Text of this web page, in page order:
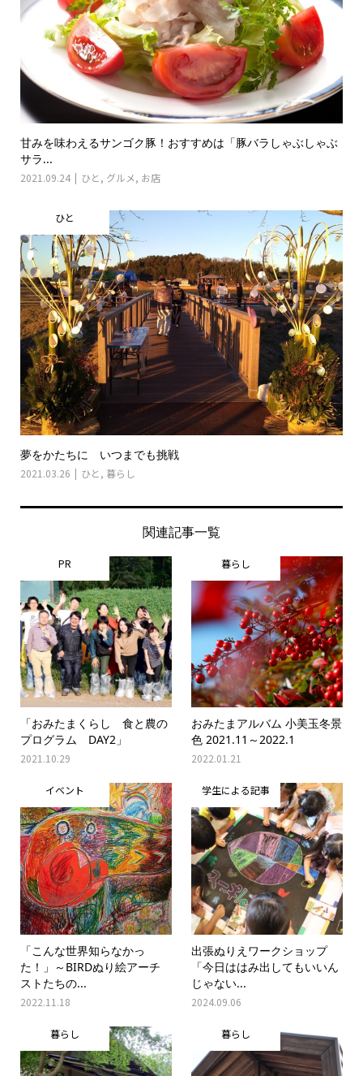
甘みを味わえるサンゴク豚！おすすめは「豚バラしゃぶしゃぶ
サラ...
2021.09.24 ひと , グルメ, お店
ひと
夢をかたちに いつまでも挑戦
2021.03.26 ひと , 暮らし
関連記事一覧
PR
「おみたまくらし 食と農の
プログラム DAY2」
2021.10.29
暮らし
おみたまアルバム 小美玉冬景
色 2021.11～2022.1
2022.01.21
イベント
「こんな世界知らなかっ
た！」～BIRDぬり絵アーチ
ストたちの...
2022.11.18
学生による記事
出張ぬりえワークショップ
「今日ははみ出してもいいん
じゃない...
2024.09.06
暮らし 暮らし